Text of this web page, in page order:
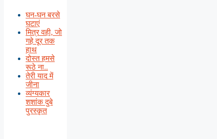
घन-घन बरसे
घटाएं
मित्र वही, जो
गहे दूर तक
हाथ
दोस्त हमसे
रूठे ना..
तेरी याद में
जीना
व्यंग्यकार
शशांक दुबे
पुरस्कृत